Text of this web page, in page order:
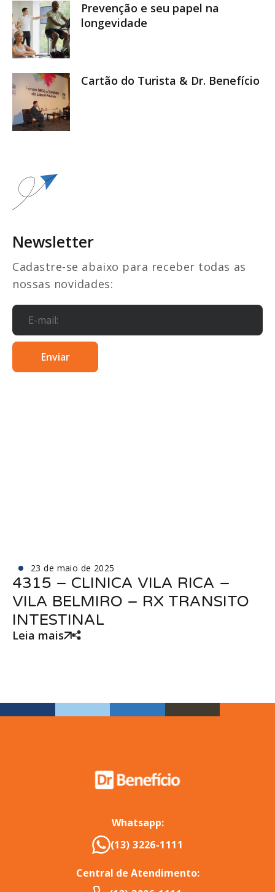
23 de maio de 2025
4315 – CLINICA VILA RICA –
VILA BELMIRO – RX TRANSITO
INTESTINAL
Leia mais
Prevenção e seu papel na
longevidade
Cartão do Turista & Dr. Benefício
Newsletter
Cadastre-se abaixo para receber todas as
nossas novidades:
Whatsapp:
(13) 3226-1111
Central de Atendimento: